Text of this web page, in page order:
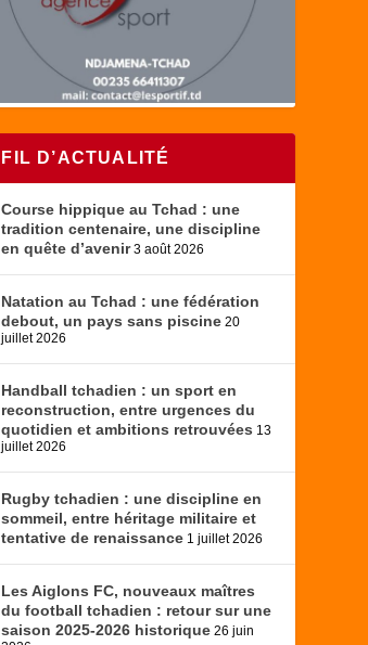
FIL D’ACTUALITÉ
Course hippique au Tchad : une
tradition centenaire, une discipline
en quête d’avenir 3 août 2026
Natation au Tchad : une fédération
debout, un pays sans piscine 20
juillet 2026
Handball tchadien : un sport en
reconstruction, entre urgences du
quotidien et ambitions retrouvées 13
juillet 2026
Rugby tchadien : une discipline en
sommeil, entre héritage militaire et
tentative de renaissance 1 juillet 2026
Les Aiglons FC, nouveaux maîtres
du football tchadien : retour sur une
saison 2025-2026 historique 26 juin